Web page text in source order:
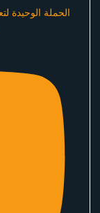
الحملة الوحيدة